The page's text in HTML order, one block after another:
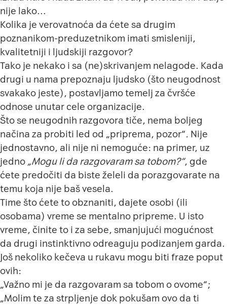
nije lako…
Kolika je verovatnoća da ćete sa drugim
poznanikom-preduzetnikom imati smisleniji,
kvalitetniji i ljudskiji razgovor?
Tako je nekako i sa (ne)skrivanjem nelagode. Kada
drugi u nama prepoznaju ljudsko (što neugodnost
svakako jeste), postavljamo temelj za čvršće
odnose unutar cele organizacije.
Što se neugodnih razgovora tiče, nema boljeg
načina za probiti led od „priprema, pozor“. Nije
jednostavno, ali nije ni nemoguće: na primer, uz
jedno „Mogu li da razgovaram sa tobom?“, gde
ćete predočiti da biste želeli da porazgovarate na
temu koja nije baš vesela.
Time što ćete to obznaniti, dajete osobi (ili
osobama) vreme se mentalno pripreme. U isto
vreme, činite to i za sebe, smanjujući mogućnost
da drugi instinktivno odreaguju podizanjem garda.
Još nekoliko kečeva u rukavu mogu biti fraze poput
ovih:
„Važno mi je da razgovaram sa tobom o ovome“;
„Molim te za strpljenje dok pokušam ovo da ti